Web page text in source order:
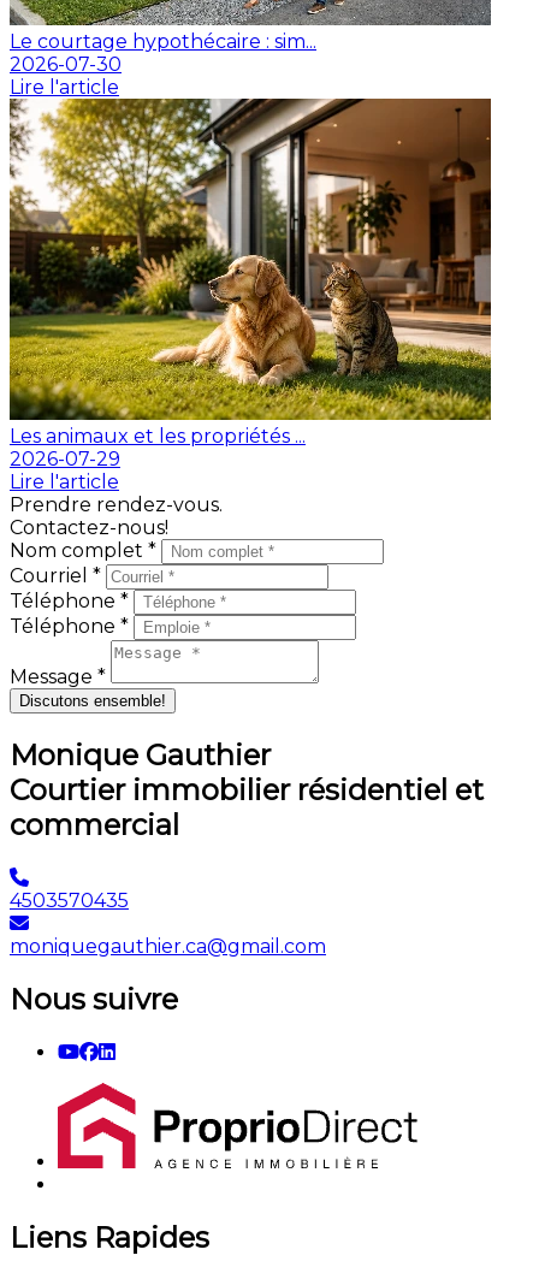
Le courtage hypothécaire : sim...
2026-07-30
Lire l'article
Les animaux et les propriétés ...
2026-07-29
Lire l'article
Prendre rendez-vous.
Contactez-nous!
Nom complet *
Courriel *
Téléphone *
Téléphone *
Message *
Discutons ensemble!
Monique Gauthier
Courtier immobilier résidentiel et
commercial
4503570435
moniquegauthier.ca@gmail.com
Nous suivre
Liens Rapides